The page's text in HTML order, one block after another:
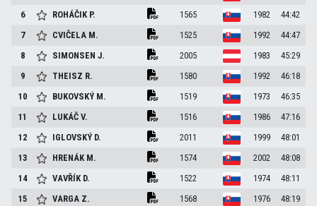
6
ROHÁČIK P. 1565 1982
44:42
7
CVIČELA M. 1525 1992
44:47
8
SIMONSENJ. 2005 1983
45:29
9
THEISZ R. 1580 1992
46:18
10
BUKOVSKÝ M. 1519 1973
46:35
11
LUKÁČV. 1516 1986
47:16
12
IGLOVSKÝ D. 2011 1999
48:01
13
HRENÁK M. 1574 2002
48:08
14
VAVŘÍK D. 1522 1974
48:11
15
VARGA Z. 1568 1976
48:19